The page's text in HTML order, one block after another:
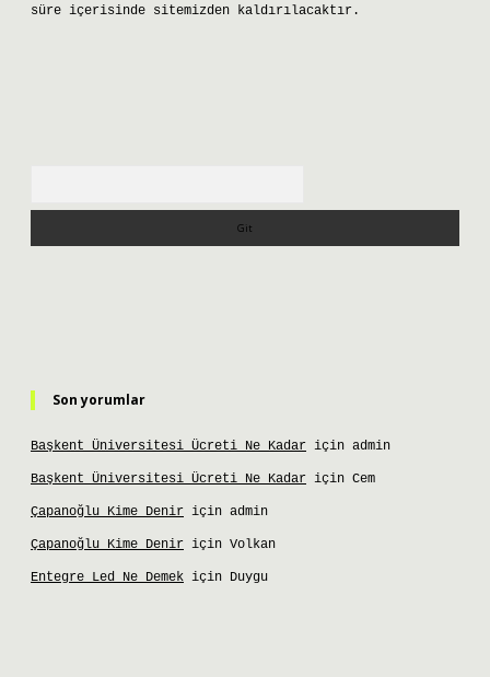
süre içerisinde sitemizden kaldırılacaktır.
Son yorumlar
Başkent Üniversitesi Ücreti Ne Kadar için admin
Başkent Üniversitesi Ücreti Ne Kadar için Cem
Çapanoğlu Kime Denir için admin
Çapanoğlu Kime Denir için Volkan
Entegre Led Ne Demek için Duygu